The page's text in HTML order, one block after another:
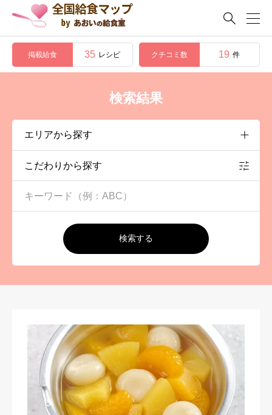

掲載給食 35 レシピ クチコミ数 19 件
検索結果
こだわりから探す
検索する